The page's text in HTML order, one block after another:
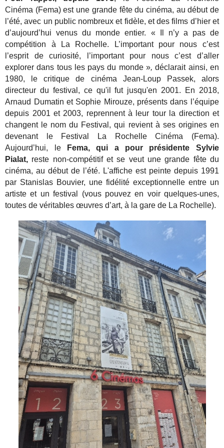
Cinéma (Fema) est une grande fête du cinéma, au début de
l’été, avec un public nombreux et fidèle, et des films d’hier et
d’aujourd’hui venus du monde entier. « Il n’y a pas de
compétition à La Rochelle. L’important pour nous c’est
l’esprit de curiosité, l’important pour nous c’est d’aller
explorer dans tous les pays du monde »,déclarait ainsi, en
1980, le critique de cinéma Jean-Loup Passek, alors
directeur du festival, ce qu'il fut jusqu'en 2001.
En 2018,
Arnaud Dumatin et Sophie Mirouze, présents dans l’équipe
depuis 2001 et 2003, reprennent à leur tour la direction et
changent le nom du Festival, qui revient à ses origines en
devenant le Festival La Rochelle Cinéma (Fema).
Aujourd’hui, le
Fema, qui a pour présidente Sylvie
Pialat, reste non-compétitif et se veut une grande fête du
cinéma, au début de l’été. L'affiche est peinte depuis 1991
par Stanislas Bouvier, une fidélité exceptionnelle entre un
artiste et un festival (vous pouvez en voir quelques-unes,
toutes de véritables œuvres d’art, à la gare de La Rochelle).